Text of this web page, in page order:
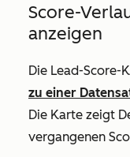
Score-
anzeigen
Die Lead-Score-
zu einer
Die Karte zeigt
vergangenen